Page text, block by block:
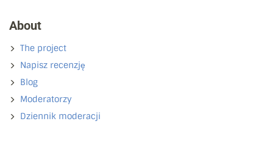
About
The project
Napisz recenzję
Blog
Moderatorzy
Dziennik moderacji